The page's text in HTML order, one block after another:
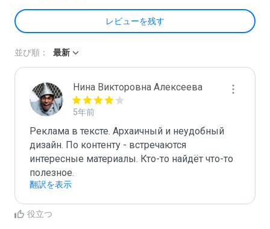
レビューを残す
並び順： 最新
Нина Викторовна Алексеева
5年前
Реклама в тексте. Архаичный и неудобный
дизайн. По контенту - встречаются
интересные материалы. Кто-то найдёт что-то
полезное.
翻訳を表示
役立つ